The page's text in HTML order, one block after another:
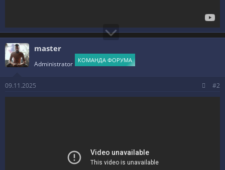
master
Administrator КОМАНДА ФОРУМА
09.11.2025 #2